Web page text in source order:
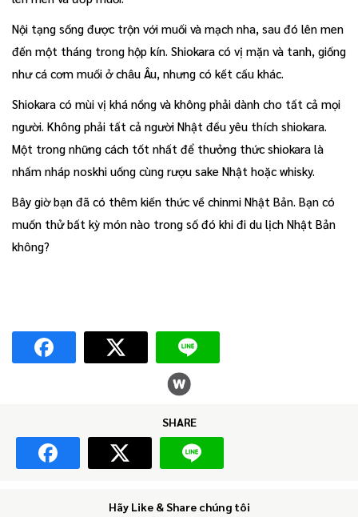
Nội tạng sống được trộn với muối và mạch nha, sau đó lên men
đến một tháng trong hộp kín. Shiokara có vị mặn và tanh, giống
như cá cơm muối ở châu Âu, nhưng có kết cấu khác.
Shiokara có mùi vị khá nồng và không phải dành cho tất cả mọi
người. Không phải tất cả người Nhật đều yêu thích shiokara.
Một trong những cách tốt nhất để thưởng thức shiokara là
nhấm nháp noskhi uống cùng rượu sake Nhật hoặc whisky.
Bây giờ bạn đã có thêm kiến thức về chinmi Nhật Bản. Bạn có
muốn thử bất kỳ món nào trong số đó khi đi du lịch Nhật Bản
không?
SHARE
Hãy Like & Share chúng tôi